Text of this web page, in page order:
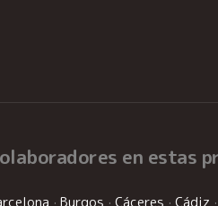
en estas
· Burgos · Cáceres · Cádiz ·